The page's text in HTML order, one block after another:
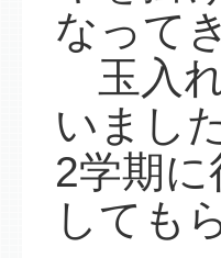
なって
玉入
いまし
2学期
しても